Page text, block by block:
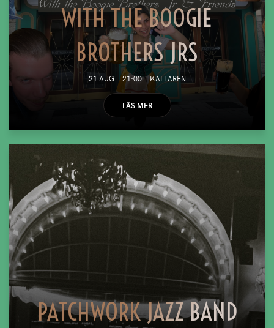
WITH THE BOOGIE
BROTHERS JRS
21 AUG 21:00 KÄLLAREN
LÄS MER
PATCHWORK JAZZ BAND